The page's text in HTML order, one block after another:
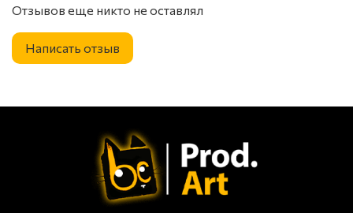
Отзывов еще никто не оставлял
Написать отзыв